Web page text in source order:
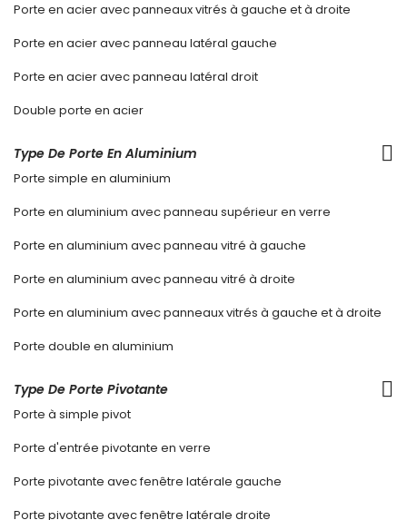
Porte en acier avec panneaux vitrés à gauche et à droite
Porte en acier avec panneau latéral gauche
Porte en acier avec panneau latéral droit
Double porte en acier
Type De Porte En Aluminium
Porte simple en aluminium
Porte en aluminium avec panneau supérieur en verre
Porte en aluminium avec panneau vitré à gauche
Porte en aluminium avec panneau vitré à droite
Porte en aluminium avec panneaux vitrés à gauche et à droite
Porte double en aluminium
Type De Porte Pivotante
Porte à simple pivot
Porte d'entrée pivotante en verre
Porte pivotante avec fenêtre latérale gauche
Porte pivotante avec fenêtre latérale droite